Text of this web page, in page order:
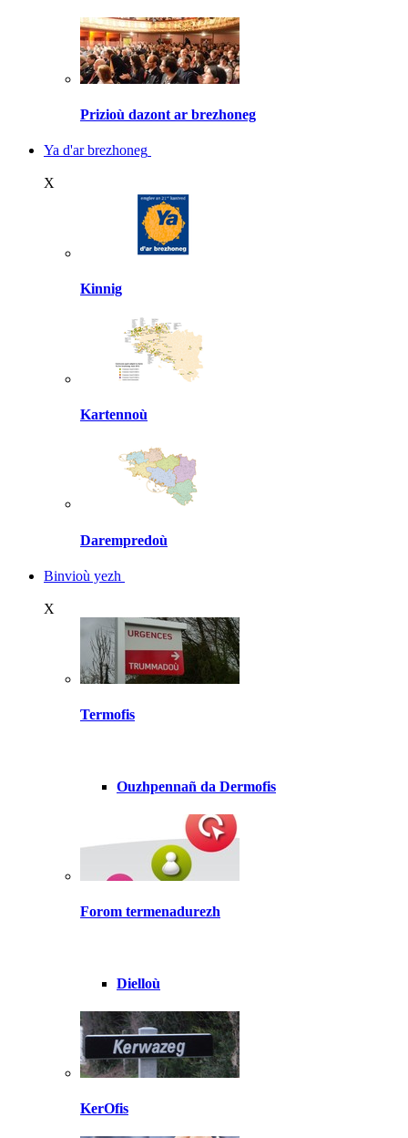
Prizioù dazont ar brezhoneg
Ya d'ar brezhoneg
X
Kinnig
Kartennoù
Darempredoù
Binvioù yezh
X
Termofis
Ouzhpennañ da Dermofis
Forom termenadurezh
Dielloù
KerOfis